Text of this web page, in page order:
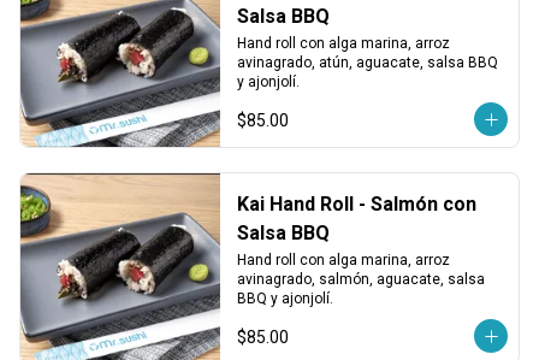
Salsa BBQ
Hand roll con alga marina, arroz
avinagrado, atún, aguacate, salsa BBQ
y ajonjolí.
$85.00
Kai Hand Roll - Salmón con
Salsa BBQ
Hand roll con alga marina, arroz
avinagrado, salmón, aguacate, salsa
BBQ y ajonjolí.
$85.00